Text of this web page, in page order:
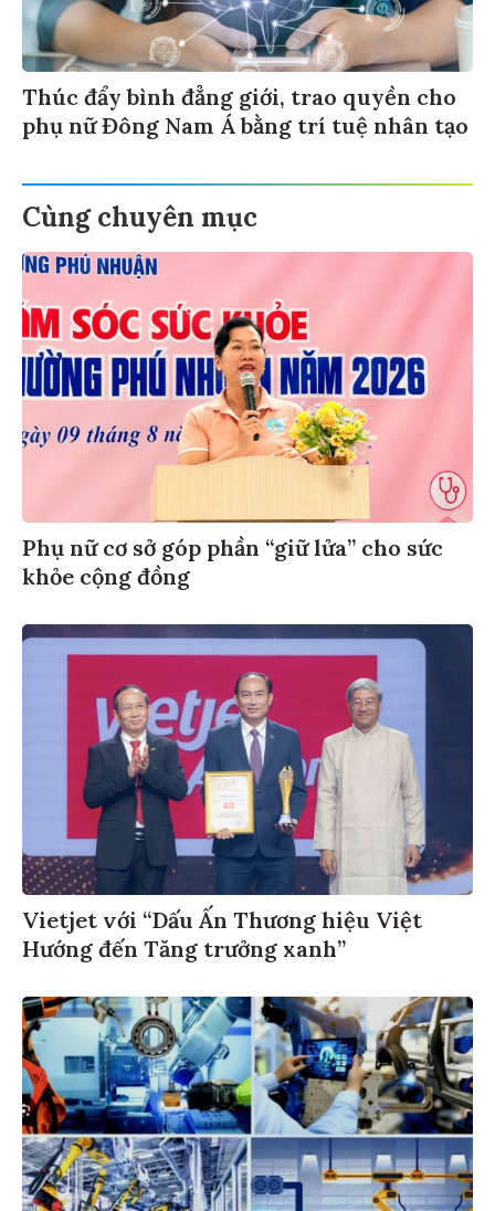
Thúc đẩy bình đẳng giới, trao quyền cho
phụ nữ Đông Nam Á bằng trí tuệ nhân tạo
Cùng chuyên mục
Phụ nữ cơ sở góp phần “giữ lửa” cho sức
khỏe cộng đồng
Vietjet với “Dấu Ấn Thương hiệu Việt
Hướng đến Tăng trưởng xanh”